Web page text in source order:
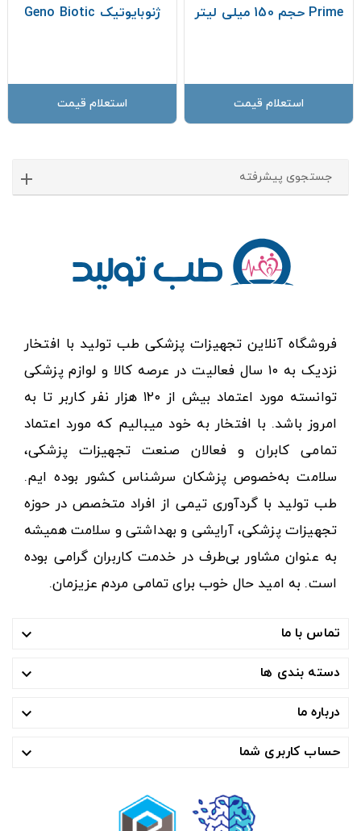
Prime حجم 150 میلی لیتر
استعلام قیمت
ژنوبایوتیک Geno Biotic
استعلام قیمت
جستجوی پیشرفته
فروشگاه آنلاین تجهیزات پزشکی طب تولید با افتخار
نزدیک به ۱۰ سال فعالیت در عرصه کالا و لوازم پزشکی
توانسته مورد اعتماد بیش از ۱۲۰ هزار نفر کاربر تا به
امروز باشد. با افتخار به خود میبالیم که مورد اعتماد
تمامی کابران و فعالان صنعت تجهیزات پزشکی،
سلامت به‌خصوص پزشکان سرشناس کشور بوده ایم.
طب تولید با گردآوری تیمی از افراد متخصص در حوزه
تجهیزات پزشکی، آرایشی و بهداشتی و سلامت همیشه
به عنوان مشاور بی‌طرف در خدمت کاربران گرامی بوده
است. به امید حال خوب برای تمامی مردم عزیزمان.
تماس با ما 
دسته بندی ها 
درباره ما 
حساب کاربری شما 